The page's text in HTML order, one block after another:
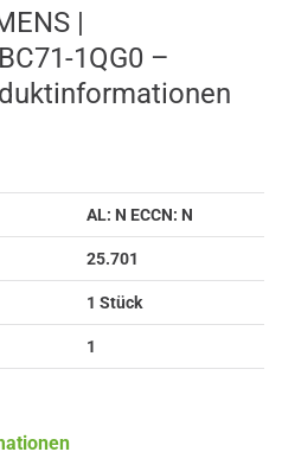
|
1QG0 –
AL: N ECCN: N
25.701
1 Stück
1